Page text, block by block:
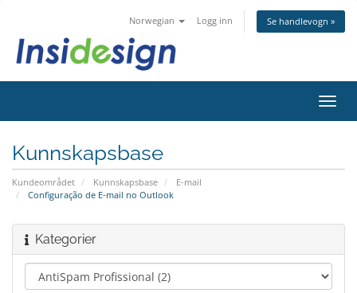
Norwegian Logg inn Se handlevogn »
Bytt
Kunnskapsbase
Kundeområdet Kunnskapsbase
E-mail
Configuração de E-mail no Outlook
Kategorier